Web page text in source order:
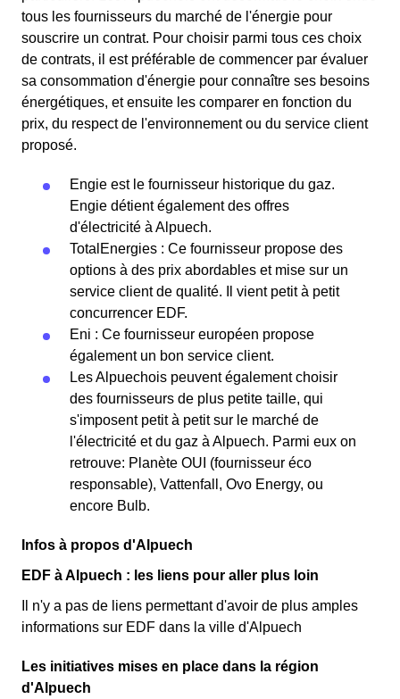
tous les fournisseurs du marché de l'énergie pour
souscrire un contrat. Pour choisir parmi tous ces choix
de contrats, il est préférable de commencer par évaluer
sa consommation d'énergie pour connaître ses besoins
énergétiques, et ensuite les comparer en fonction du
prix, du respect de l'environnement ou du service client
proposé.
Engie est le fournisseur historique du gaz.
Engie détient également des offres
d'électricité à Alpuech.
TotalEnergies : Ce fournisseur propose des
options à des prix abordables et mise sur un
service client de qualité. Il vient petit à petit
concurrencer EDF.
Eni : Ce fournisseur européen propose
également un bon service client.
Les Alpuechois peuvent également choisir
des fournisseurs de plus petite taille, qui
s'imposent petit à petit sur le marché de
l'électricité et du gaz à Alpuech. Parmi eux on
retrouve: Planète OUI (fournisseur éco
responsable), Vattenfall, Ovo Energy, ou
encore Bulb.
Infos à propos d'Alpuech
EDF à Alpuech : les liens pour aller plus loin
Il n'y a pas de liens permettant d'avoir de plus amples
informations sur EDF dans la ville d'Alpuech
Les initiatives mises en place dans la région
d'Alpuech